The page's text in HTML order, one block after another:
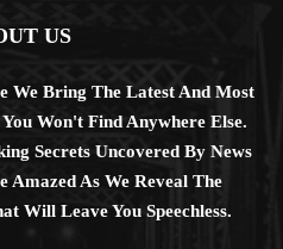
US
We Bring The Latest And Most
Won't Find Anywhere Else.
Secrets Uncovered By News
As We Reveal The
Will Leave You Speechless.